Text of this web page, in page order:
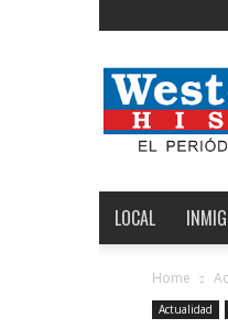
LOCAL
Home
Actualidad